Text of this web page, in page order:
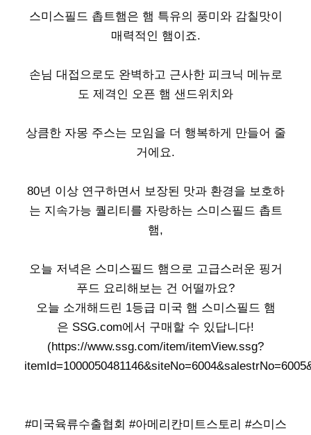
스미스필드 촙트햄은 햄 특유의 풍미와 감칠맛이
매력적인 햄이죠.
손님 대접으로도 완벽하고 근사한 피크닉 메뉴로
도 제격인 오픈 햄 샌드위치와
상큼한 자몽 주스는 모임을 더 행복하게 만들어 줄
거에요.
80년 이상 연구하면서 보장된 맛과 환경을 보호하
는 지속가능 퀄리티를 자랑하는 스미스필드 촙트
햄,
오늘 저녁은 스미스필드 햄으로 고급스러운 핑거
푸드 요리해보는 건 어떨까요?
오늘 소개해드린 1등급 미국 햄 스미스필드 햄
은 SSG.com에서 구매할 수 있답니다!
(https://www.ssg.com/item/itemView.ssg?
#미국육류수출협회 #아메리칸미트스토리 #스미스